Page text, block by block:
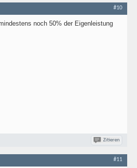
#10
noch 50% der Eigenleistung
Zitieren
#11